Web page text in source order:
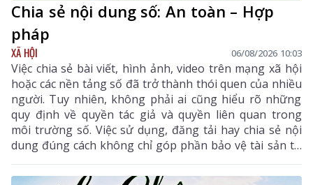
Chia sẻ nội dung số: An toàn – Hợp
pháp
XÃ HỘI 06/08/2026 10:03
Việc chia sẻ bài viết, hình ảnh, video trên mạng xã hội
hoặc các nền tảng số đã trở thành thói quen của nhiều
người. Tuy nhiên, không phải ai cũng hiểu rõ những
quy định về quyền tác giả và quyền liên quan trong
môi trường số. Việc sử dụng, đăng tải hay chia sẻ nội
dung đúng cách không chỉ góp phần bảo vệ tài sản trí
tuệ của tác giả, mà còn giúp mỗi cá nhân tránh những
vi phạm pháp luật khi tham gia không gian mạng.